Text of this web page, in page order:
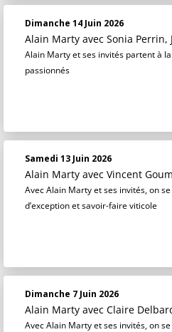
Dimanche 14 Juin 2026
Alain Marty avec Sonia
Alain Marty et ses invités partent à
passionnés
Samedi 13 Juin 2026
Alain Marty avec Vincent
Avec Alain Marty et ses invités, on
d’exception et savoir-faire viticole
Dimanche 7 Juin 2026
Alain Marty avec Claire
Avec Alain Marty et ses invités, on